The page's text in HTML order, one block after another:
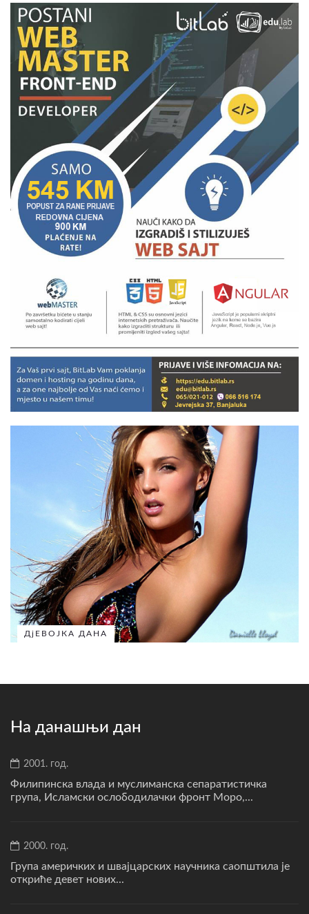
ДјЕВОЈКА ДАНА
На данашњи дан
2001. год.
Филипинска влада и муслиманска сепаратистичка
група, Исламски ослободилачки фронт Моро,...
2000. год.
Група америчких и швајцарских научника саопштила је
откриће девет нових...